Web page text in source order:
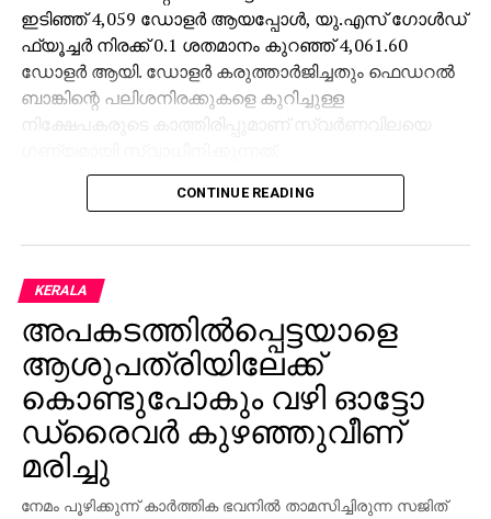
ഇടിഞ്ഞ് 4,059 ഡോളര്‍ ആയപ്പോള്‍, യു.എസ് ഗോള്‍ഡ്
ഫ്യൂച്ചര്‍ നിരക്ക് 0.1 ശതമാനം കുറഞ്ഞ് 4,061.60
ഡോളര്‍ ആയി. ഡോളര്‍ കരുത്താര്‍ജിച്ചതും ഫെഡറല്‍
ബാങ്കിന്റെ പലിശനിരക്കുകളെ കുറിച്ചുള്ള
നിക്ഷേപകരുടെ കാത്തിരിപ്പുമാണ് സ്വര്‍ണവിലയെ
അതേസമയം, ആഗോള ഓഹരി വിപണികള്‍ക്കും
എസ്&പി 500 നാല് ദിവസമായി നഷ്ടത്തിലാണ്.
യൂറോപ്പ്, ഏഷ്യന്‍ വിപണികളും ഇടിവ് തുടരുന്ന
അവസ്ഥയിലാണ്.
CONTINUE READING
KERALA
അപകടത്തില്‍പ്പെട്ടയാളെ
ആശുപത്രിയിലേക്ക്
കൊണ്ടുപോകും വഴി ഓട്ടോ
ഡ്രൈവര്‍ കുഴഞ്ഞുവീണ്
മരിച്ചു
നേമം പൂഴിക്കുന്ന് കാര്‍ത്തിക ഭവനില്‍ താമസിച്ചിരുന്ന സജിത്